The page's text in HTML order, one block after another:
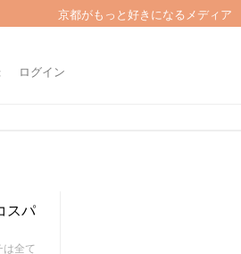
京都がもっと好きになるメディア
ログイン
スパ
は全て